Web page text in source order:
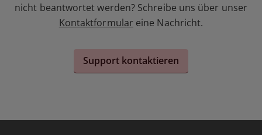
nicht beantwortet werden? Schreibe uns über unser
Kontaktformular eine Nachricht.
Support kontaktieren